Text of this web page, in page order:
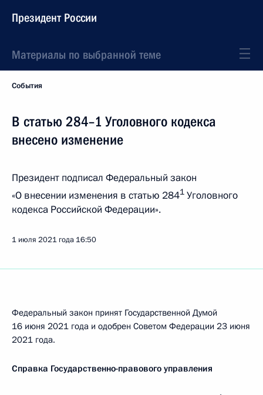
Президент России
Материалы по выбранной теме
События
В статью 284–1 Уголовного кодекса
внесено изменение
Президент подписал Федеральный закон
«О внесении изменения в статью 2841 Уголовного
кодекса Российской Федерации».
1 июля 2021 года 16:50
Федеральный закон принят Государственной Думой
16 июня 2021 года и одобрен Советом Федерации 23 июня
2021 года.
Справка Государственно-правового управления